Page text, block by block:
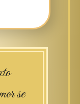
se